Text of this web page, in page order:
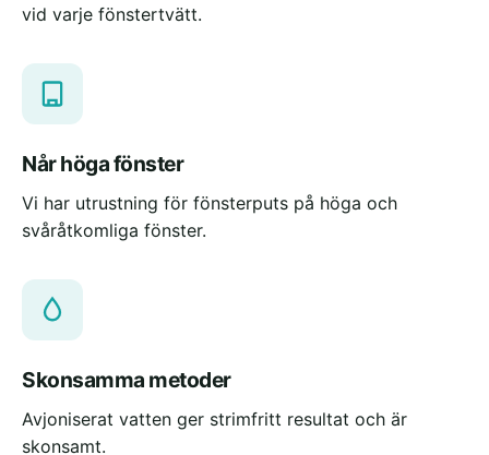
vid varje fönstertvätt.
Når höga fönster
Vi har utrustning för fönsterputs på höga och
svåråtkomliga fönster.
Skonsamma metoder
Avjoniserat vatten ger strimfritt resultat och är
skonsamt.